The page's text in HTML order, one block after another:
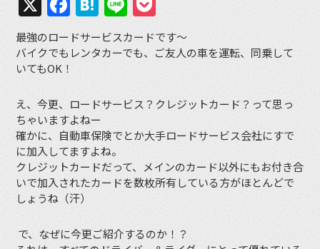
最強のロードサービスカードです〜
バイクでもレンタカーでも、ご友人の車を運転、同乗して
いてもOK！
え、今更、ロードサービス？クレジットカード？って思っ
ちゃいますよねー
確かに、自動車保険でとか大手ロードサービス会社にすで
に加入してますよね。
クレジットカードだって、メインのカード以外にもお付き合
いで加入されたカードを数枚所有している方がほとんどで
しょうね（汗）
で、なぜに今更ご紹介するのか！？